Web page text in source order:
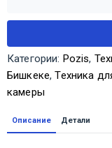
Категории: Pozis,
Бишкеке,Техника
камеры
Описание Детали